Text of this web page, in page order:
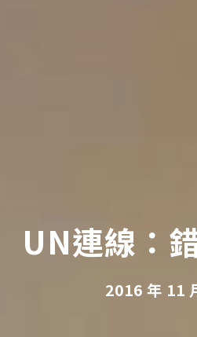
UN連線：
2016 年 11